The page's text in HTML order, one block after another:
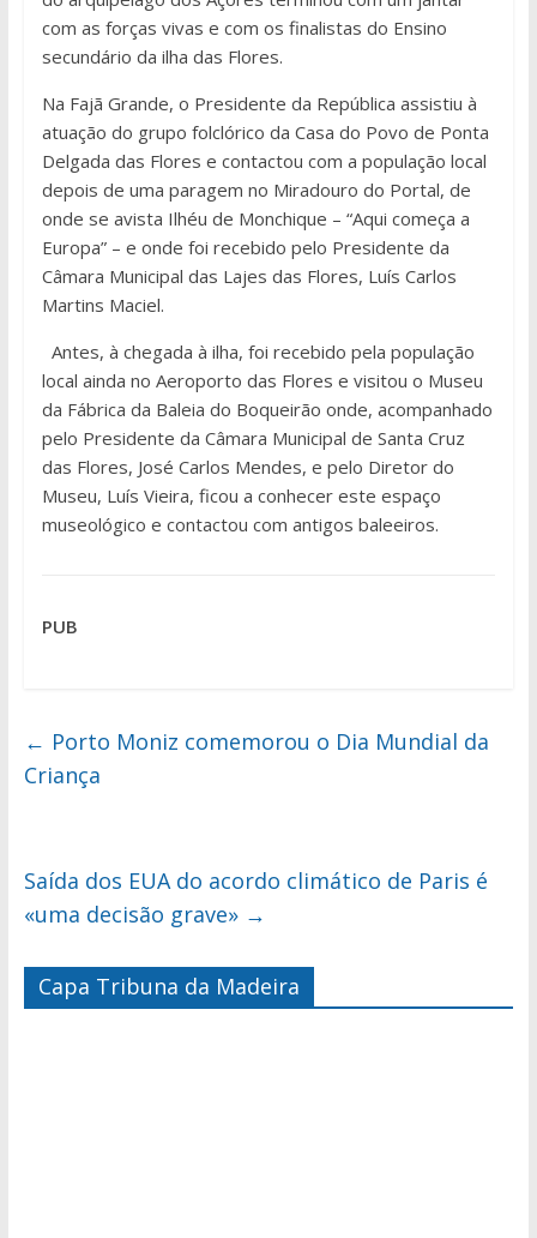
com as forças vivas e com os finalistas do Ensino
secundário da ilha das Flores.
Na Fajã Grande, o Presidente da República assistiu à
atuação do grupo folclórico da Casa do Povo de Ponta
Delgada das Flores e contactou com a população local
depois de uma paragem no Miradouro do Portal, de
onde se avista Ilhéu de Monchique – “Aqui começa a
Europa” – e onde foi recebido pelo Presidente da
Câmara Municipal das Lajes das Flores, Luís Carlos
Martins Maciel.
Antes, à chegada à ilha, foi recebido pela população
local ainda no Aeroporto das Flores e visitou o Museu
da Fábrica da Baleia do Boqueirão onde, acompanhado
pelo Presidente da Câmara Municipal de Santa Cruz
das Flores, José Carlos Mendes, e pelo Diretor do
Museu, Luís Vieira, ficou a conhecer este espaço
museológico e contactou com antigos baleeiros.
PUB
← Porto Moniz comemorou o Dia Mundial da
Criança
Saída dos EUA do acordo climático de Paris é
«uma decisão grave» →
Capa Tribuna da Madeira